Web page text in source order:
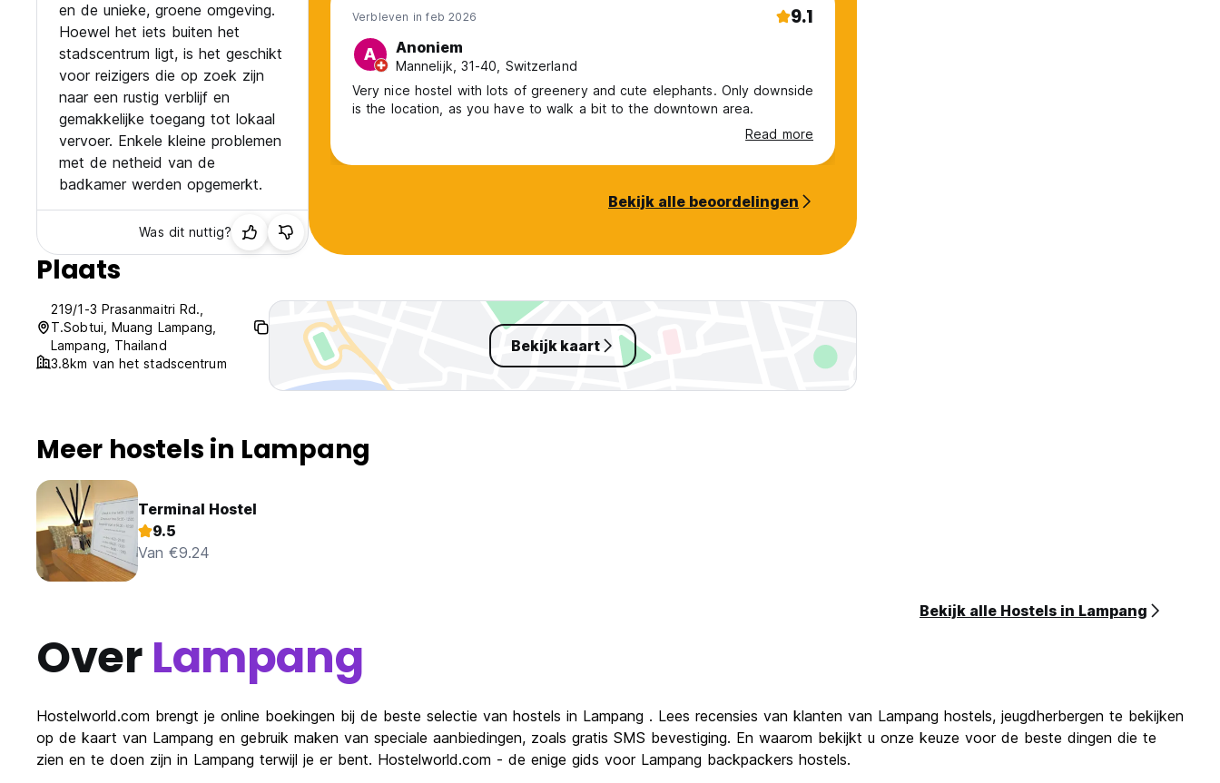
en de unieke, groene omgeving.
Hoewel het iets buiten het
stadscentrum ligt, is het geschikt
voor reizigers die op zoek zijn
naar een rustig verblijf en
gemakkelijke toegang tot lokaal
vervoer. Enkele kleine problemen
met de netheid van de
badkamer werden opgemerkt.
Was dit nuttig?
Verbleven in feb 2026 9.1
A Anoniem
Mannelijk, 31-40, Switzerland
Very nice hostel with lots of greenery and cute elephants. Only downside
is the location, as you have to walk a bit to the downtown area.
Read more
Bekijk alle beoordelingen
Plaats
219/1-3 Prasanmaitri Rd.,
T.Sobtui, Muang Lampang,
Lampang, Thailand
3.8km van het stadscentrum
Bekijk kaart
Meer hostels in Lampang
Terminal Hostel
9.5
Van €9.24
Bekijk alle Hostels in Lampang
OverLampang
Hostelworld.com brengt je online boekingen bij de beste selectie van hostels in Lampang . Lees recensies van klanten van Lampang hostels, jeugdherbergen te bekijken
op de kaart van Lampang en gebruik maken van speciale aanbiedingen, zoals gratis SMS bevestiging. En waarom bekijkt u onze keuze voor de beste dingen die te
zien en te doen zijn in Lampang terwijl je er bent. Hostelworld.com - de enige gids voor Lampang backpackers hostels.